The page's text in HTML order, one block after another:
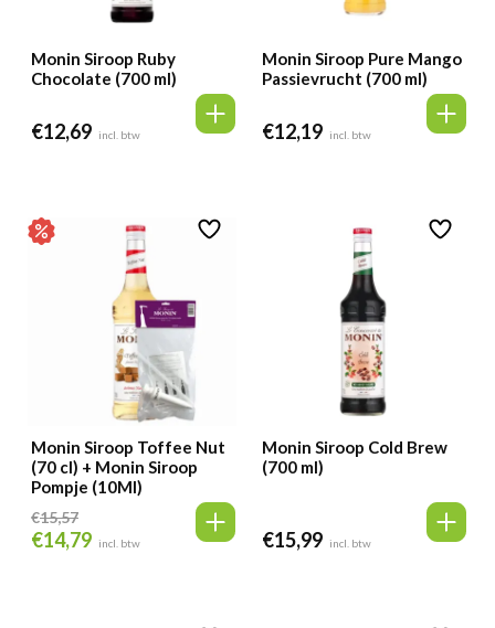
Monin Siroop Ruby
Chocolate (700 ml)
€12,69 incl. btw
Monin Siroop Pure Mango
Passievrucht (700 ml)
€12,19 incl. btw
Monin Siroop Toffee Nut
(70 cl) + Monin Siroop
Pompje (10Ml)
€15,57
Oorspronkelijke
€14,79 Huidige
incl. btw
Monin Siroop Cold Brew
(700 ml)
€15,99 incl. btw